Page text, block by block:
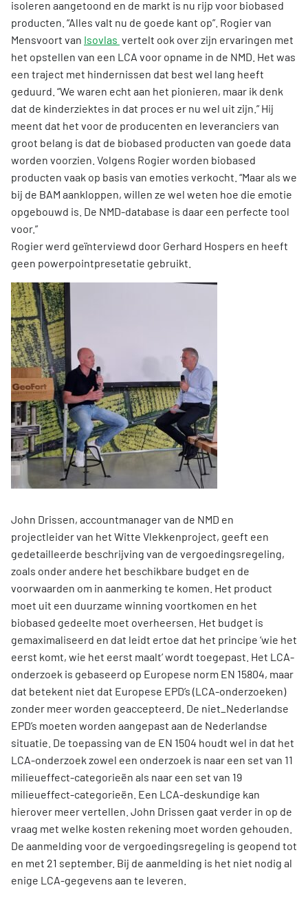
isoleren aangetoond en de markt is nu rijp voor biobased
producten. “Alles valt nu de goede kant op”. Rogier van
Mensvoort van Isovlas vertelt ook over zijn ervaringen met
het opstellen van een LCA voor opname in de NMD. Het was
een traject met hindernissen dat best wel lang heeft
geduurd. “We waren echt aan het pionieren, maar ik denk
dat de kinderziektes in dat proces er nu wel uit zijn.” Hij
meent dat het voor de producenten en leveranciers van
groot belang is dat de biobased producten van goede data
worden voorzien. Volgens Rogier worden biobased
producten vaak op basis van emoties verkocht. “Maar als we
bij de BAM aankloppen, willen ze wel weten hoe die emotie
opgebouwd is. De NMD-database is daar een perfecte tool
voor.”
Rogier werd geïnterviewd door Gerhard Hospers en heeft
geen powerpointpresetatie gebruikt.
John Drissen, accountmanager van de NMD en
projectleider van het Witte Vlekkenproject, geeft een
gedetailleerde beschrijving van de vergoedingsregeling,
zoals onder andere het beschikbare budget en de
voorwaarden om in aanmerking te komen. Het product
moet uit een duurzame winning voortkomen en het
biobased gedeelte moet overheersen. Het budget is
gemaximaliseerd en dat leidt ertoe dat het principe ‘wie het
eerst komt, wie het eerst maalt’ wordt toegepast. Het LCA-
onderzoek is gebaseerd op Europese norm EN 15804, maar
dat betekent niet dat Europese EPD’s (LCA-onderzoeken)
zonder meer worden geaccepteerd. De niet_Nederlandse
EPD’s moeten worden aangepast aan de Nederlandse
situatie. De toepassing van de EN 1504 houdt wel in dat het
LCA-onderzoek zowel een onderzoek is naar een set van 11
milieueffect-categorieën als naar een set van 19
milieueffect-categorieën. Een LCA-deskundige kan
hierover meer vertellen. John Drissen gaat verder in op de
vraag met welke kosten rekening moet worden gehouden.
De aanmelding voor de vergoedingsregeling is geopend tot
en met 21 september. Bij de aanmelding is het niet nodig al
enige LCA-gegevens aan te leveren.